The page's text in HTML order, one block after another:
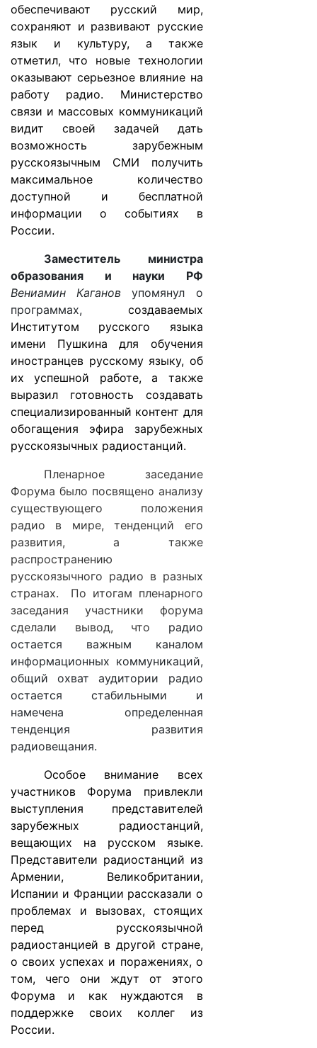
обеспечивают русский мир,
сохраняют и развивают русские
язык и культуру, а также
отметил, что новые технологии
оказывают серьезное влияние на
работу радио. Министерство
связи и массовых коммуникаций
видит своей задачей дать
возможность зарубежным
русскоязычным СМИ получить
максимальное количество
доступной и бесплатной
информации о событиях в
России.
Заместитель министра
образования и науки РФ
Вениамин Кагановупомянул о
программах, создаваемых
Институтом русского языка
имени Пушкина для обучения
иностранцев русскому языку, об
их успешной работе, а также
выразил готовность создавать
специализированный контент для
обогащения эфира зарубежных
русскоязычных радиостанций.
Пленарное заседание
Форума было посвящено анализу
существующего положения
радио в мире, тенденций его
развития, а также
распространению
русскоязычного радио в разных
странах. По итогам пленарного
заседания участники форума
сделали вывод, что радио
остается важным каналом
информационных коммуникаций,
общий охват аудитории радио
остается стабильными и
намечена определенная
тенденция развития
радиовещания.
Особое внимание всех
участников Форума привлекли
выступления представителей
зарубежных радиостанций,
вещающих на русском языке.
Представители радиостанций из
Армении, Великобритании,
Испании и Франции рассказали о
проблемах и вызовах, стоящих
перед русскоязычной
радиостанцией в другой стране,
о своих успехах и поражениях, о
том, чего они ждут от этого
Форума и как нуждаются в
поддержке своих коллег из
России.